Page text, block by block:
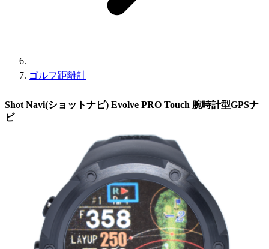
ゴルフ距離計
Shot Navi(ショットナビ) Evolve PRO Touch 腕時計型GPSナ
ビ